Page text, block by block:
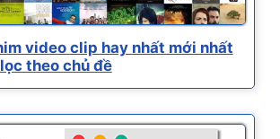
video clip hay nhất mới nhất
theo chủ đề